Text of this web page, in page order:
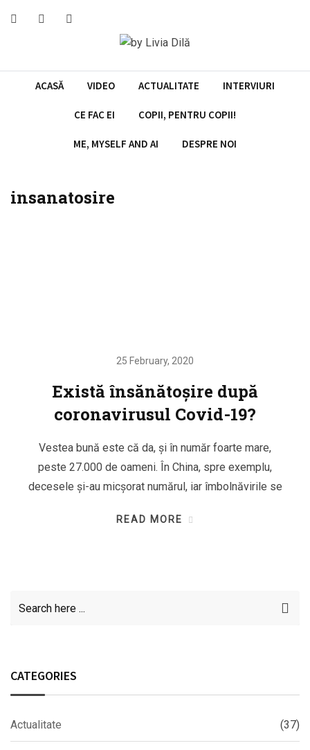
ACASĂ VIDEO ACTUALITATE INTERVIURI
CE FAC EI COPII, PENTRU COPII!
ME, MYSELF AND AI DESPRE NOI
insanatosire
25 February, 2020
Există însănătoșire după
coronavirusul Covid-19?
Vestea bună este că da, și în număr foarte mare,
peste 27.000 de oameni. În China, spre exemplu,
decesele și-au micșorat numărul, iar îmbolnăvirile se
READ MORE
CATEGORIES
Actualitate (37)